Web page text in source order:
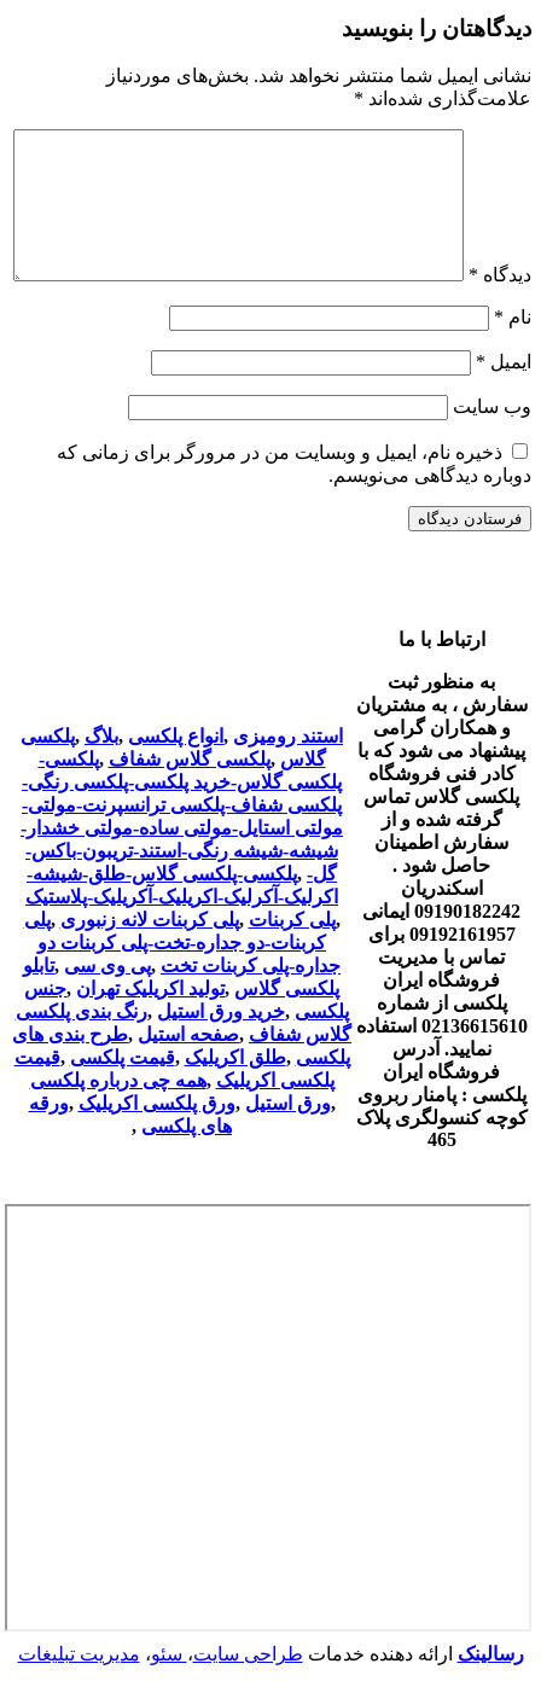
دیدگاهتان را بنویسید
نشانی ایمیل شما منتشر نخواهد شد. بخش‌های موردنیاز
علامت‌گذاری شده‌اند *
دیدگاه *
نام *
ایمیل *
وب‌ سایت
ذخیره نام، ایمیل و وبسایت من در مرورگر برای زمانی که
دوباره دیدگاهی می‌نویسم.
ارتباط با ما
به منظور ثبت
سفارش ، به مشتریان
و همکاران گرامی
پیشنهاد می شود که با
کادر فنی فروشگاه
پلکسی گلاس تماس
گرفته شده و از
سفارش اطمینان
حاصل شود .
اسکندریان
09190182242 ایمانی
09192161957 برای
تماس با مدیریت
فروشگاه ایران
پلکسی از شماره
02136615610 استفاده
نمایید. آدرس
فروشگاه ایران
پلکسی : پامنار ربروی
کوچه کنسولگری پلاک
465
استند رومیزی , انواع پلکسی ,بلاگ ,پلکسی
گلاس ,پلکسی گلاس شفاف ,پلکسی-
پلکسی گلاس-خرید پلکسی-پلکسی رنگی-
پلکسی شفاف-پلکسی ترانسپرنت-مولتی-
مولتی استایل-مولتی ساده-مولتی خشدار-
شیشه-شیشه رنگی-استند-تریبون-باکس-
گل- ,پلکسی-پلکسی گلاس-طلق-شیشه-
اکرلیک-آکرلیک-اکریلیک-آکریلیک-پلاستیک
,پلی کربنات ,پلی کربنات لانه زنبوری ,پلی
کربنات-دو جداره-تخت-پلی کربنات دو
جداره-پلی کربنات تخت ,پی وی سی ,تابلو
پلکسی گلاس ,تولید اکریلیک تهران ,جنس
پلکسی ,خرید ورق استیل ,رنگ بندی پلکسی
گلاس شفاف ,صفحه استیل ,طرح بندی های
پلکسی ,طلق اکریلیک ,قیمت پلکسی ,قیمت
پلکسی اکریلیک ,همه چی درباره پلکسی
,ورق استیل ,ورق پلکسی اکریلیک ,ورقه
های پلکسی ,
رسالینک ارائه دهنده خدمات طراحی سایت، سئو، مدیریت تبلیغات